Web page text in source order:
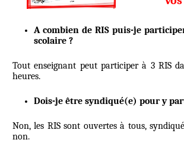
A combien de RIS puis-je
scolaire ?
Tout enseignant peut participer à 3 RIS
heures.
Dois-je être syndiqué(e) pour y
Non, les RIS sont ouvertes à tous,
non.